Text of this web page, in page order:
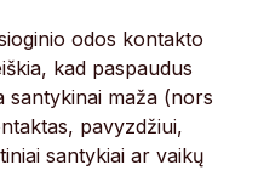
odos kontakto
kad paspaudus
santykinai maža (nors
pavyzdžiui,
santykiai ar vaikų